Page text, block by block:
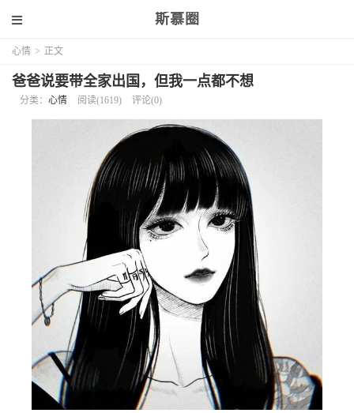
斯慕圈
心情 > 正文
爸爸说要带全家出国，但我一点都不想
分类： 心情 阅读(1619) 评论(0)